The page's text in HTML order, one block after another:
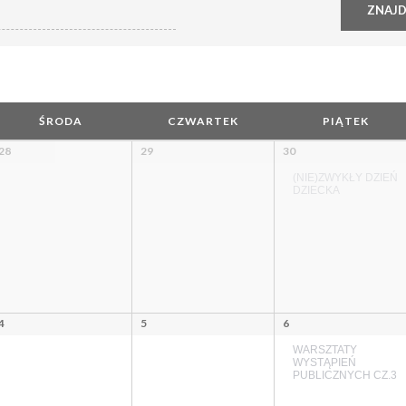
ŚRODA CZWARTEK PIĄTEK
28 29 30
(NIE)ZWYKŁY DZIEŃ
DZIECKA
5 6
WARSZTATY
WYSTĄPIEŃ
PUBLICZNYCH CZ.3